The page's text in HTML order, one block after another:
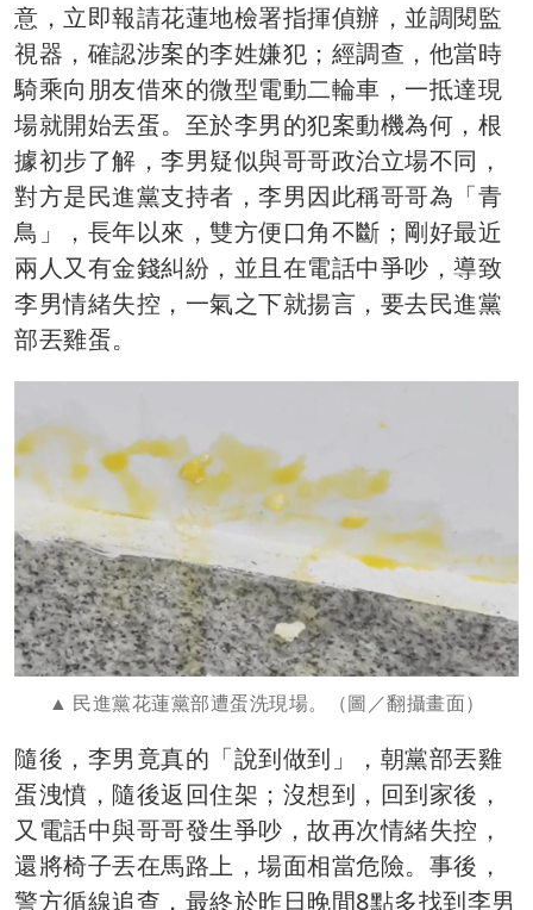
意，立即報請花蓮地檢署指揮偵辦，並調閱監
視器，確認涉案的李姓嫌犯；經調查，他當時
騎乘向朋友借來的微型電動二輪車，一抵達現
場就開始丟蛋。至於李男的犯案動機為何，根
據初步了解，李男疑似與哥哥政治立場不同，
對方是民進黨支持者，李男因此稱哥哥為「青
鳥」，長年以來，雙方便口角不斷；剛好最近
兩人又有金錢糾紛，並且在電話中爭吵，導致
李男情緒失控，一氣之下就揚言，要去民進黨
部丟雞蛋。
民進黨花蓮黨部遭蛋洗現場。（圖／翻攝畫面）
隨後，李男竟真的「說到做到」，朝黨部丟雞
蛋洩憤，隨後返回住架；沒想到，回到家後，
又電話中與哥哥發生爭吵，故再次情緒失控，
還將椅子丟在馬路上，場面相當危險。事後，
警方循線追查，最終於昨日晚間8點多找到李男